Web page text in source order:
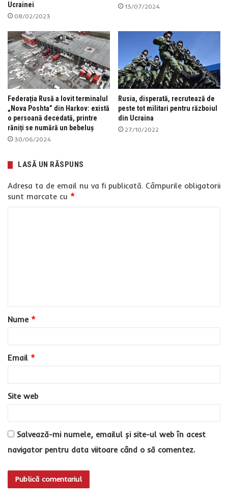
Ucrainei
08/02/2023
13/07/2024
Federația Rusă a lovit terminalul
„Nova Poshta” din Harkov: există
o persoană decedată, printre
răniți se numără un bebeluș
30/06/2024
Rusia, disperată, recrutează de
peste tot militari pentru războiul
din Ucraina
27/10/2022
LASĂ UN RĂSPUNS
Adresa ta de email nu va fi publicată. Câmpurile obligatorii
sunt marcate cu *
a
r
u
*
Nume *
Email *
Site web
Salvează-mi numele, emailul și site-ul web în acest
navigator pentru data viitoare când o să comentez.